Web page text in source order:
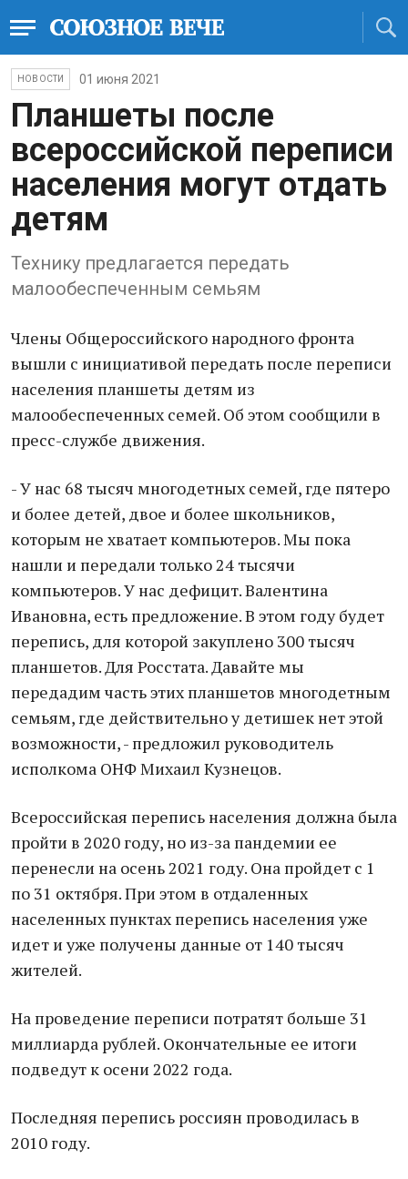
НОВОСТИ 01 июня 2021
Планшеты после
всероссийской переписи
населения могут отдать
детям
Технику предлагается передать
малообеспеченным семьям
Члены Общероссийского народного фронта
вышли с инициативой передать после переписи
населения планшеты детям из
малообеспеченных семей. Об этом сообщили в
пресс-службе движения.
- У нас 68 тысяч многодетных семей, где пятеро
и более детей, двое и более школьников,
которым не хватает компьютеров. Мы пока
нашли и передали только 24 тысячи
компьютеров. У нас дефицит. Валентина
Ивановна, есть предложение. В этом году будет
перепись, для которой закуплено 300 тысяч
планшетов. Для Росстата. Давайте мы
передадим часть этих планшетов многодетным
семьям, где действительно у детишек нет этой
возможности, - предложил руководитель
исполкома ОНФ Михаил Кузнецов.
Всероссийская перепись населения должна была
пройти в 2020 году, но из-за пандемии ее
перенесли на осень 2021 году. Она пройдет с 1
по 31 октября. При этом в отдаленных
населенных пунктах перепись населения уже
идет и уже получены данные от 140 тысяч
жителей.
На проведение переписи потратят больше 31
миллиарда рублей. Окончательные ее итоги
подведут к осени 2022 года.
Последняя перепись россиян проводилась в
2010 году.